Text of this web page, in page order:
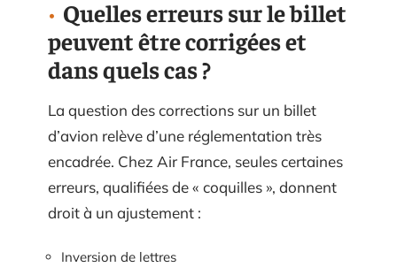
Quelles erreurs sur le billet
peuvent être corrigées et
dans quels cas ?
La question des corrections sur un billet
d’avion relève d’une réglementation très
encadrée. Chez Air France, seules certaines
erreurs, qualifiées de « coquilles », donnent
droit à un ajustement :
Inversion de lettres